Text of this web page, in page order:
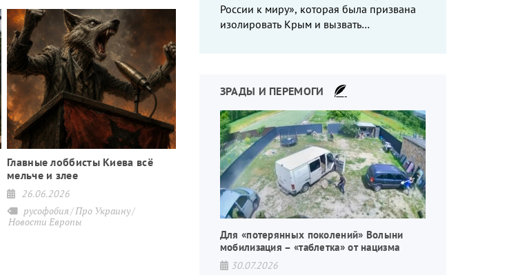
Главные лоббисты Киева всё
мельче и злее
26.06.2026
русофобия Про Украину
Новости Европы
России к миру», которая была призвана
изолировать Крым и вызвать
ЗРАДЫ И ПЕРЕМОГИ
Для «потерянных поколений» Волыни
мобилизация – «таблетка» от нацизма
30.07.2026